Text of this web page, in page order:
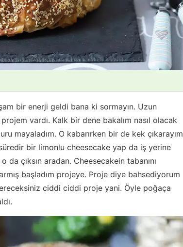
bir enerji geldi bana ki sormayın. Uzun
vardı. Kalk bir dene bakalım nasıl olacak
mayaladım. O kabarırken bir de kek çıkarayım
bir limonlu cheesecake yap da iş yerine
çıksın aradan. Cheesecakein tabanını
başladım projeye. Proje diye bahsediyorum
ciddi ciddi proje yani. Öyle poğaça